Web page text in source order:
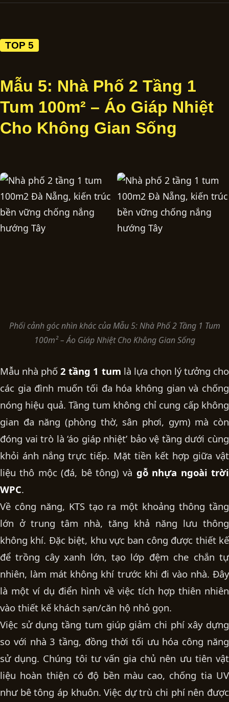
TOP 5
Mẫu 5: Nhà Phố 2 Tầng 1
Tum 100m² – Áo Giáp Nhiệt
Cho Không Gian Sống
Phối cảnh góc nhìn khác của Mẫu 5: Nhà Phố 2 Tầng 1 Tum
100m² – Áo Giáp Nhiệt Cho Không Gian Sống
Mẫu nhà phố2 tầng 1 tum là lựa chọn lý tưởng cho
các gia đình muốn tối đa hóa không gian và chống
nóng hiệu quả. Tầng tum không chỉ cung cấp không
gian đa năng (phòng thờ, sân phơi, gym) mà còn
đóng vai trò là ‘áo giáp nhiệt’ bảo vệ tầng dưới cùng
khỏi ánh nắng trực tiếp. Mặt tiền kết hợp giữa vật
liệu thô mộc (đá, bê tông) và gỗ nhựa ngoài trời
WPC.
Về công năng, KTS tạo ra một khoảng thông tầng
lớn ở trung tâm nhà, tăng khả năng lưu thông
không khí. Đặc biệt, khu vực ban công được thiết kế
để trồng cây xanh lớn, tạo lớp đệm che chắn tự
nhiên, làm mát không khí trước khi đi vào nhà. Đây
là một ví dụ điển hình về việc tích hợp thiên nhiên
vào thiết kế khách sạn/căn hộ nhỏ gọn.
Việc sử dụng tầng tum giúp giảm chi phí xây dựng
so với nhà 3 tầng, đồng thời tối ưu hóa công năng
sử dụng. Chúng tôi tư vấn gia chủ nên ưu tiên vật
liệu hoàn thiện có độ bền màu cao, chống tia UV
như bê tông áp khuôn. Việc dự trù chi phí nên được